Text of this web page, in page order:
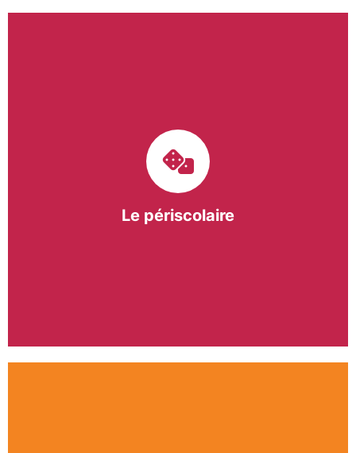
Le périscolaire
bergeracois. A travers les Temps d’Activités
Périscolaires (TAP) et les Pauses Méridiennes, nous
apportons une réponse adaptée et individualisée